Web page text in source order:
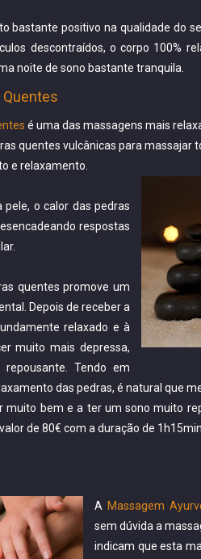
bastante positivo na qualidade do
descontraídos, o corpo 100%
noite de sono bastante tranquila.
é uma das massagens mais
quentes vulcânicas para massajar
e relaxamento.
o calor das pedras
respostas
quentes promove um
Depois de receber a
relaxado e à
muito mais depressa,
Tendo em
das pedras, é natural que
muito bem e a ter um sono muito
de 80€ com a duração de 1h15min.
A Massagem
sem dúvida a
indicam que esta